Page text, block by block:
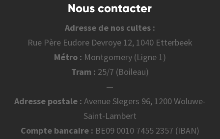
Nous contacter
Adresse de nos cultes :
Rue Père Eudore Devroye 12, 1040 Etterbeek
Métro : Montgomery (Ligne 1)
Tram : 25/7 (Boileau)
—
Adresse postale : Avenue Slegers 96, 1200 Woluwe-
Saint-Lambert
Compte bancaire : BE09 0010 7455 2357 (IBAN)